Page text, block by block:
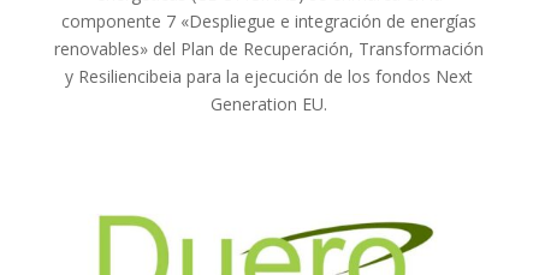
componente 7 «Despliegue e integración de energías
renovables» del Plan de Recuperación, Transformación
y Resiliencibeia para la ejecución de los fondos Next
Generation EU.